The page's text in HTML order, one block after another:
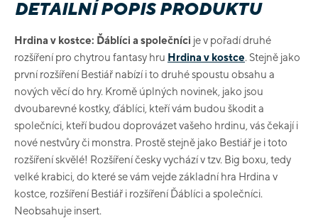
DETAILNÍ POPIS PRODUKTU
Hrdina v kostce: Ďáblíci a společníci je v pořadí druhé
rozšíření pro chytrou fantasy hru Hrdina v kostce. Stejně jako
první rozšíření Bestiář nabízí i to druhé spoustu obsahu a
nových věcí do hry. Kromě úplných novinek, jako jsou
dvoubarevné kostky, ďáblíci, kteří vám budou škodit a
společníci, kteří budou doprovázet vašeho hrdinu, vás čekají i
nové nestvůry či monstra. Prostě stejně jako Bestiář je i toto
rozšíření skvělé! Rozšíření česky vychází v tzv. Big boxu, tedy
velké krabici, do které se vám vejde základní hra Hrdina v
kostce, rozšíření Bestiář i rozšíření Ďáblíci a společníci.
Neobsahuje insert.